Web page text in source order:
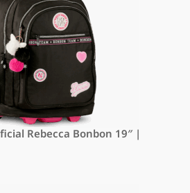
Rebecca Bonbon 19″ |